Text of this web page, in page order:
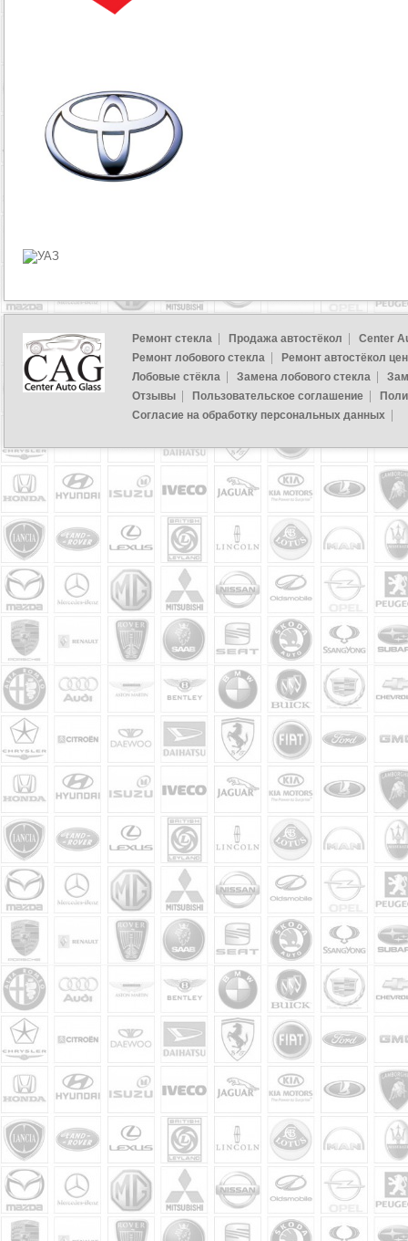
Ремонт стекла Продажа автостёкол
Center
Ремонт лобового стекла
Ремонт автостёкол
Лобовые стёкла
Замена лобового стекла
Отзывы
Пользовательское соглашение
Согласие на обработку персональных данных